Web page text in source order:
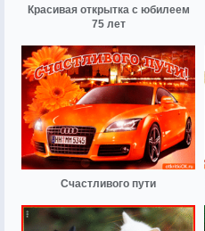
Красивая открытка с юбилеем
75 лет
Счастливого пути